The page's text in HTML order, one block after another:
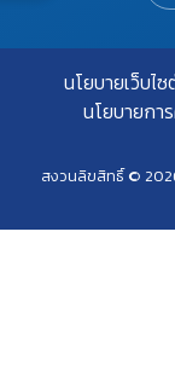
นโยบายเว็บไซ
นโยบายกา
สงวนลิขสิทธิ์ ©